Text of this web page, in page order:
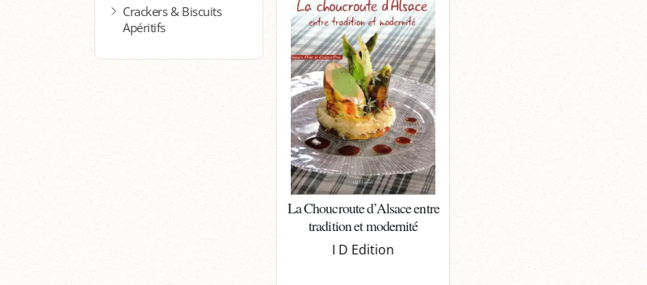
Crackers & Biscuits
Apéritifs
La Choucroute d’Alsace entre
tradition et modernité
I D Edition